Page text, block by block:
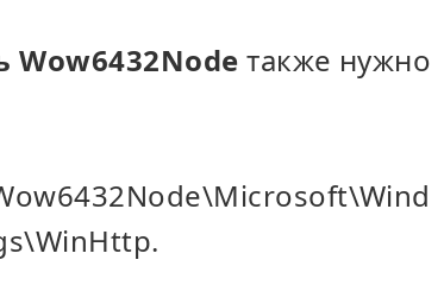
Wow6432Node также нужно